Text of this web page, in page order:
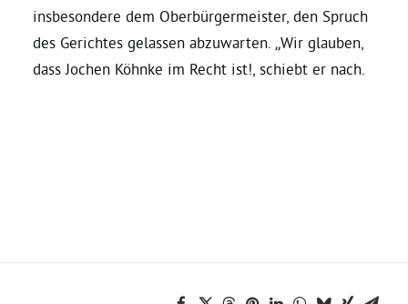
Ratsanträge
insbesondere dem Oberbürgermeister, den Spruch
des Gerichtes gelassen abzuwarten. „Wir glauben,
dass Jochen Köhnke im Recht ist!, schiebt er nach.